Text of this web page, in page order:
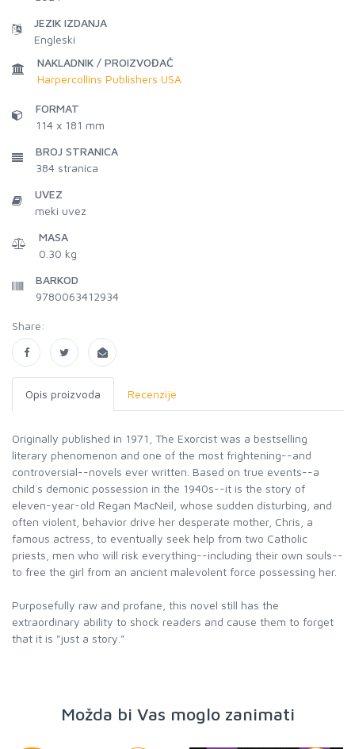
JEZIK IZDANJA
Engleski
NAKLADNIK / PROIZVOĐAČ
Harpercollins Publishers USA
FORMAT
114 x 181 mm
BROJ STRANICA
384 stranica
UVEZ
meki uvez
MASA
0.30 kg
BARKOD
9780063412934
Share:
Opis proizvoda Recenzije
Originally published in 1971, The Exorcist was a bestselling
literary phenomenon and one of the most frightening--and
controversial--novels ever written. Based on true events--a
child`s demonic possession in the 1940s--it is the story of
eleven-year-old Regan MacNeil, whose sudden disturbing, and
often violent, behavior drive her desperate mother, Chris, a
famous actress, to eventually seek help from two Catholic
priests, men who will risk everything--including their own souls--
to free the girl from an ancient malevolent force possessing her.
Purposefully raw and profane, this novel still has the
extraordinary ability to shock readers and cause them to forget
that it is "just a story."
Možda bi Vas moglo zanimati